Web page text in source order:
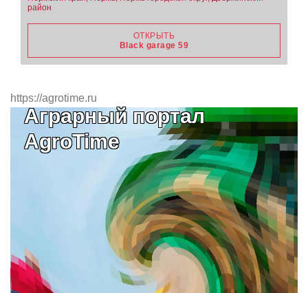
район
ОТКРЫТЬ
Black garage 59
https://agrotime.ru
Аграрный портал
AgroTime